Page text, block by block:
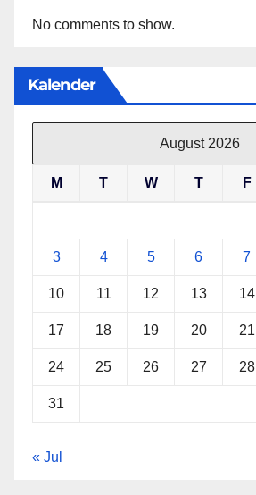
No comments to show.
Kalender
August 2026
M T W T F
3 4 5 6 7
10 11 12 13 14
17 18 19 20 21
24 25 26 27 28
31
« Jul